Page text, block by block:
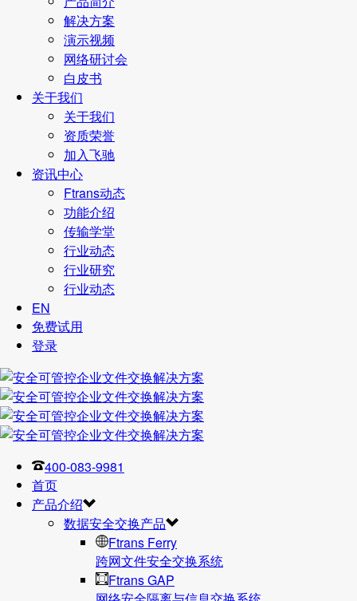
解决方案
演示视频
网络研讨会
白皮书
关于我们
关于我们
资质荣誉
加入飞驰
资讯中心
Ftrans动态
功能介绍
传输学堂
行业动态
行业研究
行业动态
EN
免费试用
登录
400-083-9981
首页
产品介绍
数据安全交换产品
Ftrans Ferry
跨网文件安全交换系统
Ftrans GAP